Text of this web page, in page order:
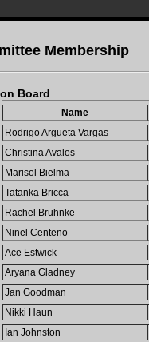
Membership
Board
Name
Rodrigo Argueta Vargas
Christina Avalos
Marisol Bielma
Tatanka Bricca
Rachel Bruhnke
Ninel Centeno
Ace Estwick
Aryana Gladney
Jan Goodman
Nikki Haun
Ian Johnston